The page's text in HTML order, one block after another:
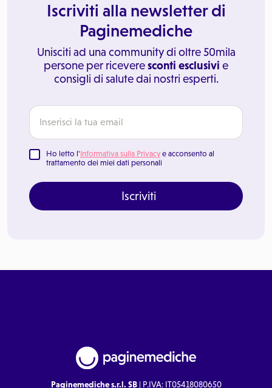
Iscriviti alla newsletter di
Paginemediche
Unisciti ad una community di oltre 50mila
persone per riceveresconti esclusivi e
consigli di salute dai nostri esperti.
Ho letto l'Informativa sulla Privacy e acconsento al
trattamento dei miei dati personali
Iscriviti
Paginemediche s.r.l. SB| P.IVA: IT05418080650